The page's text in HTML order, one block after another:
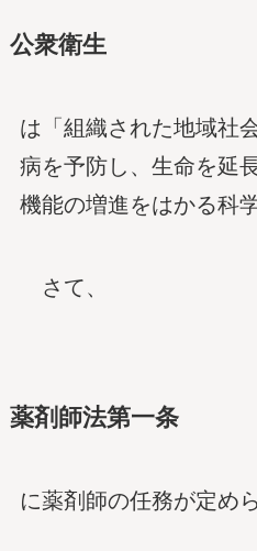
公衆衛生
は「組織された地域社
病を予防し、生命を延
機能の増進をはかる科
さて、
薬剤師法第一条
に薬剤師の任務が定め